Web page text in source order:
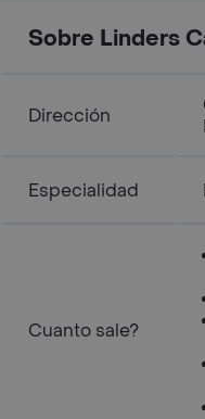
Sobre Linders
Dirección
Especialidad
Cuanto sale?